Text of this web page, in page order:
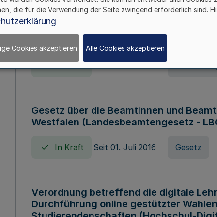
Verordnung über die
Nordrhein-Westfalen
Gesetz über die Beamtinnen und
Westfalen (Landesbeamtengesetz -
In Kraft Seit 01. Juli 2016 Gesetz
Verordnung betreffend die digitale
Durchführung online gestützter
die für die Verwendung der Seite zwingend erforderlich sind.
Cookies akzeptieren Alle Cookies akzeptieren